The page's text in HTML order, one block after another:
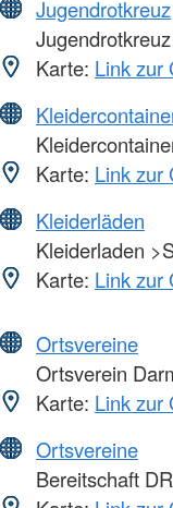
Jugendrotkreuz
Karte: Link zur
Karte: Link zur
Kleiderläden
Kleiderladen
Karte: Link zur
Ortsvereine
Ortsverein
Karte: Link zur
Ortsvereine
Bereitschaft